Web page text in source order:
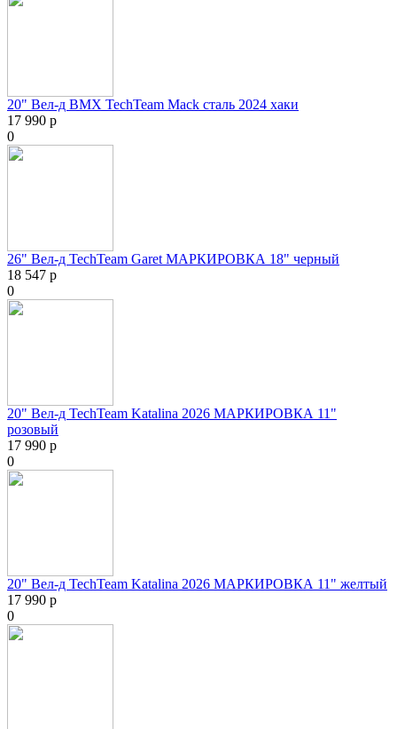
20" Вел-д BMX TechTeam Mack сталь 2024 хаки
17 990 р
0
26" Вел-д TechTeam Garet МАРКИРОВКА 18" черный
18 547 р
0
20" Вел-д TechTeam Katalina 2026 МАРКИРОВКА 11"
розовый
17 990 р
0
20" Вел-д TechTeam Katalina 2026 МАРКИРОВКА 11" желтый
17 990 р
0